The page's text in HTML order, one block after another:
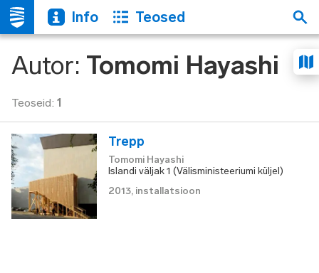
Info Teosed
Autor: Tomomi Hayashi
Teoseid: 1
Trepp
Tomomi Hayashi
Islandi väljak 1 (Välisministeeriumi küljel)
2013, installatsioon